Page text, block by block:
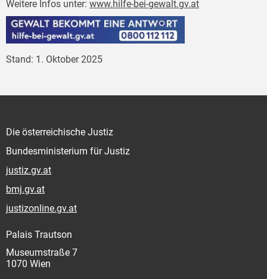
Weitere Infos unter: www.hilfe-bei-gewalt.gv.at
Stand: 1. Oktober 2025
Die österreichische Justiz
Bundesministerium für Justiz
justiz.gv.at
bmj.gv.at
justizonline.gv.at
Palais Trautson
Museumstraße 7
1070 Wien